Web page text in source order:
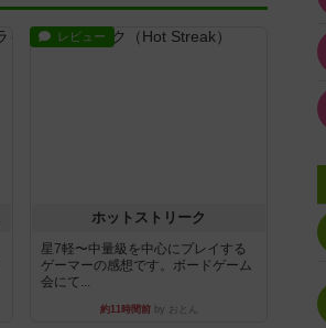
レビュー
ホットストリーク
星7軽〜中量級を中心にプレイする
ゲーマーの感想です。ボードゲーム
会にて...
約11時間前by おとん